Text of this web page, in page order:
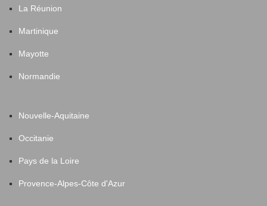
La Réunion
Martinique
Mayotte
Normandie
Nouvelle-Aquitaine
Occitanie
Pays de la Loire
Provence-Alpes-Côte d'Azur